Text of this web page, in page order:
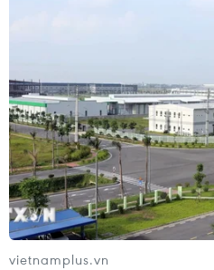
động cho nhà phát triển
06/08/2026 06:40
Doanh thu AI của
thuộc phần lớn vào đối tác
06/08/2026 06:31
vietnamplus.vn